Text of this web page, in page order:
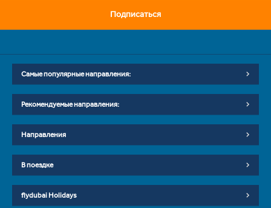
Подписаться
Самые популярные направления:
Рекомендуемые направления:
Направления
В поездке
flydubai Holidays